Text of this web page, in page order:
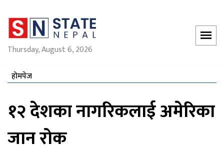
Thursday, August 6, 2026
होमपेज
१२ देशका नागरिकलाई अमेरिका
जान रोक